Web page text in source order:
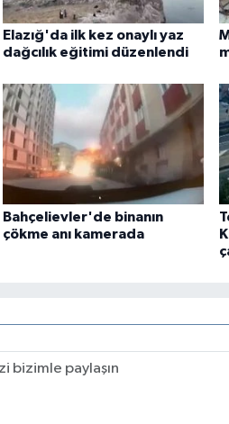
Elazığ'da ilk kez onaylı yaz
dağcılık eğitimi düzenlendi
Bahçelievler'de binanın
çökme anı kamerada